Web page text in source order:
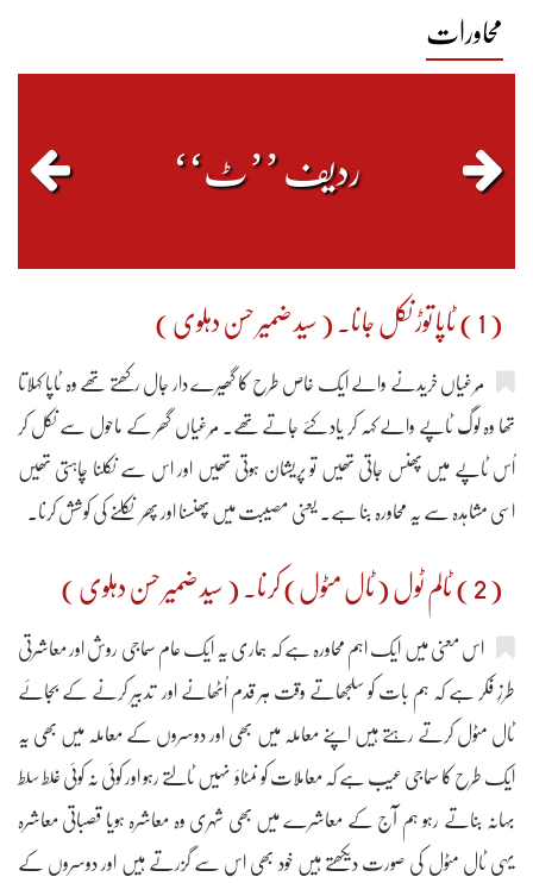
محاورات
ردیف ’’ٹ‘‘
( 1 ) ٹاپا توڑ نکل جانا۔ ( سید ضمیر حسن دہلوی )
مُرغیاں خریدنے والے ایک خاص طرح کا گھیرے دار جال رکھتے تھے وہ ٹاپا کہلاتا
تھا وہ لوگ ٹاپے والے کہہ کر یاد کئے جاتے تھے۔ مُرغیاں گھر کے ماحول سے نکل کر
اُس ٹاپے میں پھنس جاتی تھیں تو پریشان ہوتی تھیں اور اس سے نکلنا چاہتی تھیں
اسی مشاہدہ سے یہ محاورہ بنا ہے۔ یعنی مصیبت میں پھنسنا اور پھر نکلنے کی کوشش کرنا۔
( 2 ) ٹالم ٹول (ٹال مٹول) کرنا۔ ( سید ضمیر حسن دہلوی )
اس معنی میں ایک اہم محاورہ ہے کہ ہماری یہ ایک عام سماجی روش اور معاشرتی
طرزِ فکر ہے کہ ہم بات کو سلجھاتے وقت ہر قدم اُٹھانے اور تدبیر کرنے کے بجائے
ٹال مٹول کرتے رہتے ہیں اپنے معاملہ میں بھی اور دوسروں کے معاملہ میں بھی یہ
ایک طرح کا سماجی عیب ہے کہ معاملات کو نمٹاؤ نہیں ٹالتے رہو اور کوئی نہ کوئی غلط سلط
بہانہ بناتے رہو ہم آج کے معاشرے میں بھی شہری وہ معاشرہ ہویا قصباتی معاشرہ
یہی ٹال مٹول کی صورت دیکھتے ہیں خود بھی اس سے گزرتے ہیں اور دوسروں کے